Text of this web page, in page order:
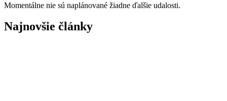
Momentálne nie sú naplánované žiadne ďalšie udalosti.
Najnovšie články